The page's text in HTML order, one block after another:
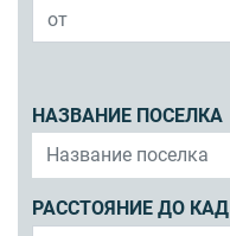
НАЗВАНИЕ ПОСЕЛКА
РАССТОЯНИЕ ДО КАД